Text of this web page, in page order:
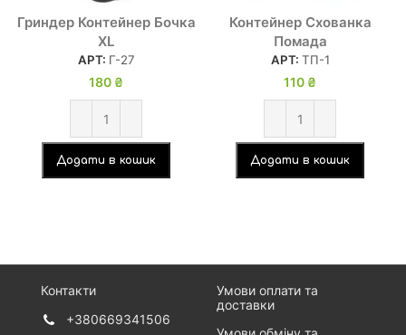
Гриндер Контейнер Бочка
XL
АРТ: Г-27
180 ₴
Додати в кошик
Контейнер Схованка
Помада
АРТ: ТП-1
110 ₴
Додати в кошик
Контакти
+380669341506
Умови оплати та
доставки